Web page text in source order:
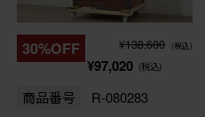
30%OFF ¥138,600 (税込)
¥97,020 (税込)
商品番号 R-080283